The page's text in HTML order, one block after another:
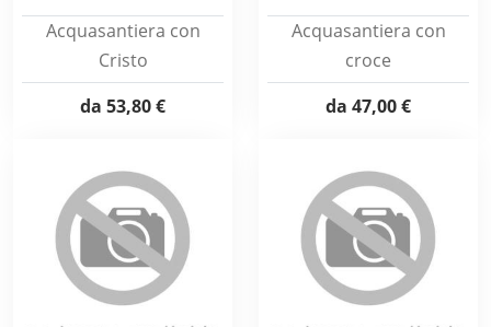
Acquasantiera con
Cristo
da 53,80 €
Acquasantiera con
croce
da 47,00 €